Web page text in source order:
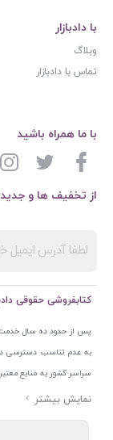
با دادبازار
وبلاگ
تماس با دادبازار
از تخفیف ها و
با ما همراه باشید
کتابفروشی حقوقی
پس از حدود ده سال خدمت
به عدم تناسب دسترسی
سراسر کشور به منابع
ای اختبار خدمتی جدید به